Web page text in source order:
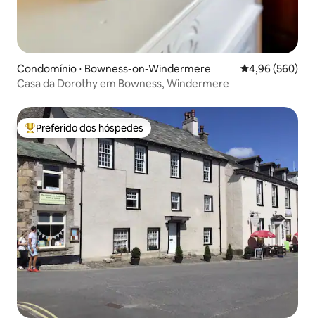
Condomínio ⋅ Bowness-on-Windermere 4,96 de uma
4,96 (560)
Casa da Dorothy em Bowness, Windermere
Entre os melhores preferidos dos hóspedes
Preferido dos hóspedes